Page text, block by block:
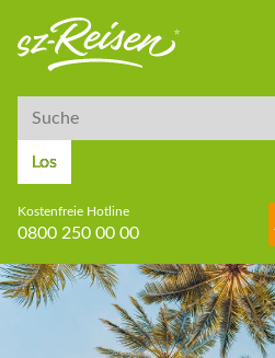
Suche
Los
Kostenfreie Hotline
0800 250 00 00